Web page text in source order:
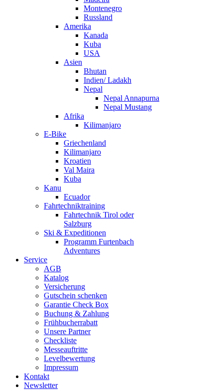
Montenegro
Russland
Amerika
Kanada
Kuba
USA
Asien
Bhutan
Indien/ Ladakh
Nepal
Nepal Annapurna
Nepal Mustang
Afrika
Kilimanjaro
E-Bike
Griechenland
Kilimanjaro
Kroatien
Val Maira
Kuba
Kanu
Ecuador
Fahrtechniktraining
Fahrtechnik Tirol oder
Salzburg
Ski & Expeditionen
Programm Furtenbach
Adventures
Service
AGB
Katalog
Versicherung
Gutschein schenken
Garantie Check Box
Buchung & Zahlung
Frühbucherrabatt
Unsere Partner
Checkliste
Messeauftritte
Levelbewertung
Impressum
Kontakt
Newsletter